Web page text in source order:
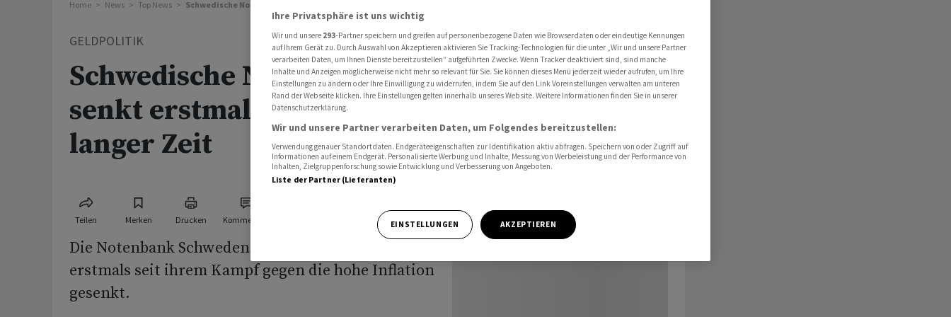
Home News Top News Schwedische Notenbank senkt erstmals Leitzins seit langer Zeit
GELDPOLITIK
Schwedische Notenbank
senkt erstmals Leitzins seit
langer Zeit
Teilen Merken Drucken Kommentare
Die Notenbank Schwedens hat ihren Leitzins
erstmals seit ihrem Kampf gegen die hohe Inflation
gesenkt.
Ihre Privatsphäre ist uns wichtig
Wir und unsere 293-Partner speichern und greifen auf personenbezogene Daten wie Browserdaten oder eindeutige Kennungen
auf Ihrem Gerät zu. Durch Auswahl von Akzeptieren aktivieren Sie Tracking-Technologien für die unter „Wir und unsere Partner
verarbeiten Daten, um Ihnen Dienste bereitzustellen“ aufgeführten Zwecke. Wenn Tracker deaktiviert sind, sind manche
Inhalte und Anzeigen möglicherweise nicht mehr so relevant für Sie. Sie können dieses Menü jederzeit wieder aufrufen, um Ihre
Einstellungen zu ändern oder Ihre Einwilligung zu widerrufen, indem Sie auf den Link Voreinstellungen verwalten am unteren
Rand der Webseite klicken. Ihre Einstellungen gelten innerhalb unseres Website. Weitere Informationen finden Sie in unserer
Datenschutzerklärung.
Wir und unsere Partner verarbeiten Daten, um Folgendes bereitzustellen:
Verwendung genauer Standortdaten. Endgeräteeigenschaften zur Identifikation aktiv abfragen. Speichern von oder Zugriff auf
Informationen auf einem Endgerät. Personalisierte Werbung und Inhalte, Messung von Werbeleistung und der Performance von
Inhalten, Zielgruppenforschung sowie Entwicklung und Verbesserung von Angeboten.
Liste der Partner (Lieferanten)
EINSTELLUNGEN AKZEPTIEREN